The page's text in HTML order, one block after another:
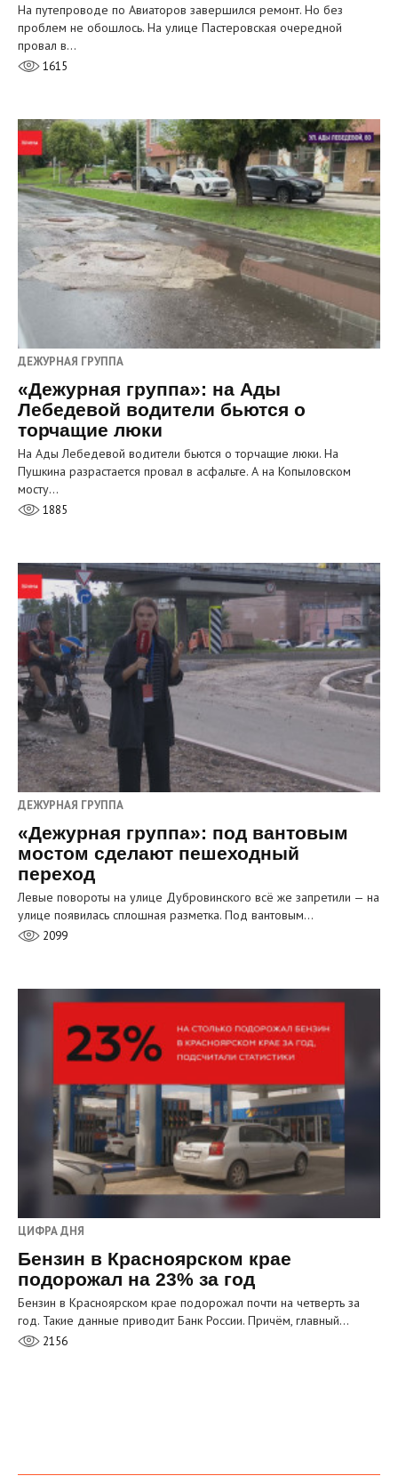
На путепроводе по Авиаторов завершился ремонт. Но без
проблем не обошлось. На улице Пастеровская очередной
провал в…
1615
ДЕЖУРНАЯ ГРУППА
«Дежурная группа»: на Ады
Лебедевой водители бьются о
торчащие люки
На Ады Лебедевой водители бьются о торчащие люки. На
Пушкина разрастается провал в асфальте. А на Копыловском
мосту…
1885
ДЕЖУРНАЯ ГРУППА
«Дежурная группа»: под вантовым
мостом сделают пешеходный
переход
Левые повороты на улице Дубровинского всё же запретили — на
улице появилась сплошная разметка. Под вантовым…
2099
ЦИФРА ДНЯ
Бензин в Красноярском крае
подорожал на 23% за год
Бензин в Красноярском крае подорожал почти на четверть за
год. Такие данные приводит Банк России. Причём, главный…
2156